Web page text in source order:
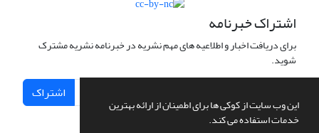
این وب سایت از کوکی ها برای اطمینان از ارائه بهترین
خدمات استفاده می کند.
اشتراک خبرنامه
برای دریافت اخبار و اطلاعیه های مهم نشریه در خبرنامه نشریه مشترک
شوید.
اشتراک